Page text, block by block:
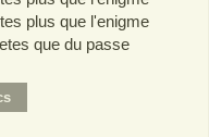
plus que l'enigme
que du passe